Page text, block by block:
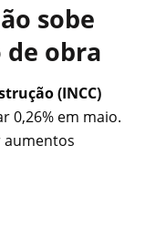
sobe
de obra
(INCC)
0,26% em maio.
aumentos